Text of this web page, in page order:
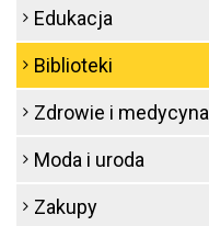
Edukacja
Biblioteki
Zdrowie i medycyna
Moda i uroda
Zakupy